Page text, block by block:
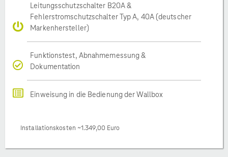
Leitungsschutzschalter B20A &
Fehlerstromschutzschalter Typ A, 40A (deutscher
Markenhersteller)
Funktionstest, Abnahmemessung &
Dokumentation
Einweisung in die Bedienung der Wallbox
Installationskosten ~1.349,00 Euro